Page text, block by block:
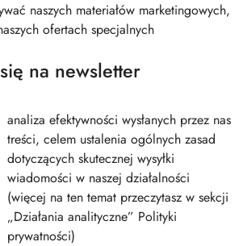
naszych materiałów marketingowych,
ofertach specjalnych
na newsletter
analiza efektywności wysłanych przez nas
treści, celem ustalenia ogólnych zasad
dotyczących skutecznej wysyłki
wiadomości w naszej działalności
(więcej na ten temat przeczytasz w sekcji
„Działania analityczne” Polityki
prywatności)